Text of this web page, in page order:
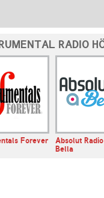
RADIO
Forever
Absolut
Bella